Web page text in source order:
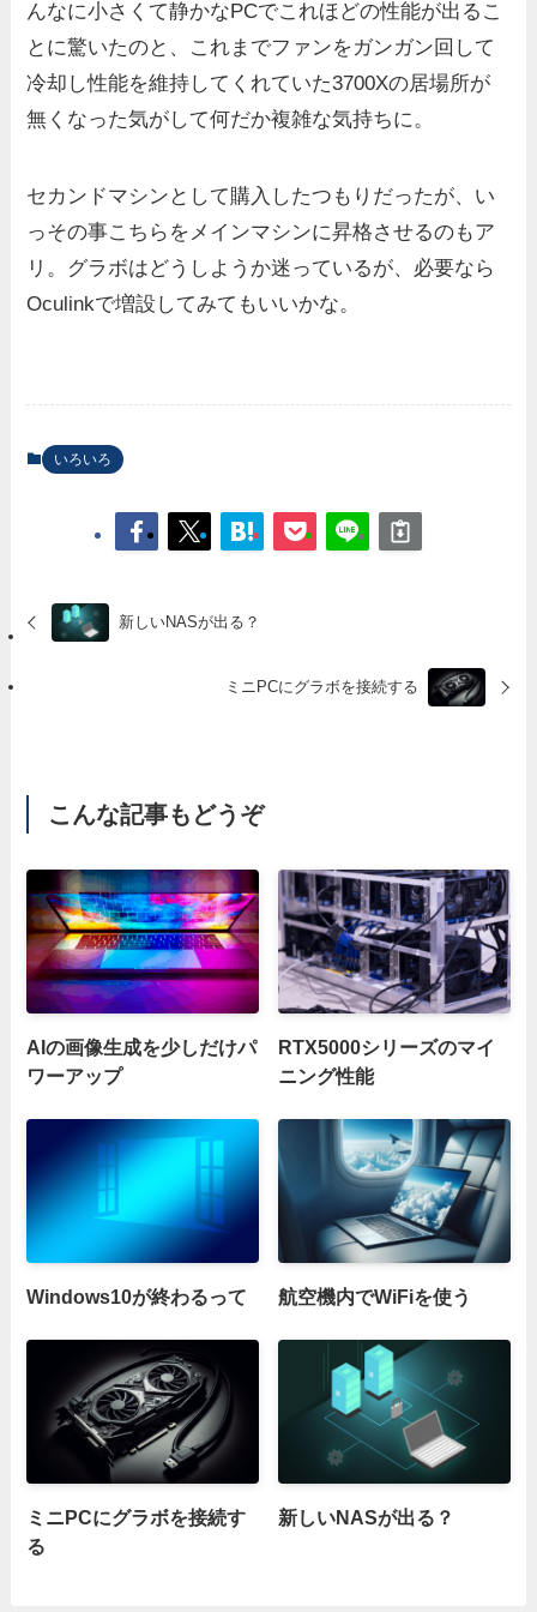
んなに小さくて静かなPCでこれほどの性能が出るこ
とに驚いたのと、これまでファンをガンガン回して
冷却し性能を維持してくれていた3700Xの居場所が
無くなった気がして何だか複雑な気持ちに。
セカンドマシンとして購入したつもりだったが、い
っその事こちらをメインマシンに昇格させるのもア
リ。グラボはどうしようか迷っているが、必要なら
Oculinkで増設してみてもいいかな。
いろいろ
新しいNASが出る？
ミニPCにグラボを接続する
こんな記事もどうぞ
AIの画像生成を少しだけパ
ワーアップ
RTX5000シリーズのマイ
ニング性能
Windows10が終わるって 航空機内でWiFiを使う
ミニPCにグラボを接続す
る
新しいNASが出る？